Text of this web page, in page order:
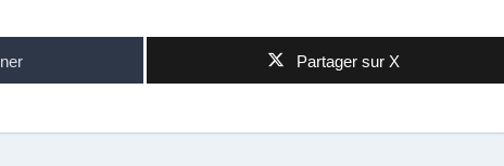
Partager sur X